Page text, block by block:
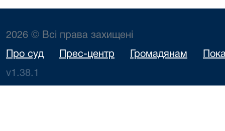
2026 © Всі права захищені
Про суд Прес-центр Громадянам
v1.38.1